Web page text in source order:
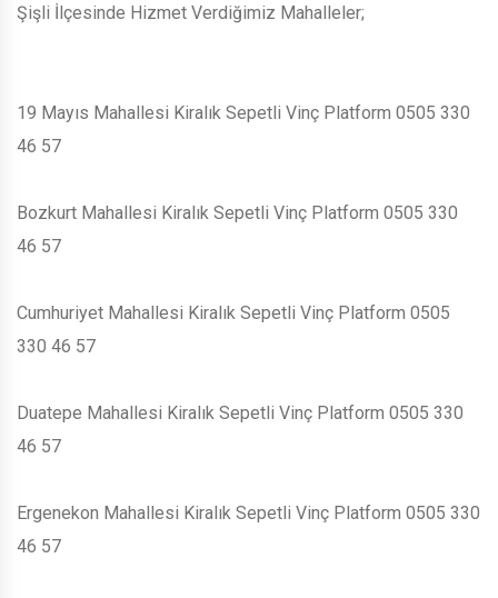
Şişli İlçesinde Hizmet Verdiğimiz Mahalleler;
19 Mayıs Mahallesi Kiralık Sepetli Vinç Platform 0505 330
46 57
Bozkurt Mahallesi Kiralık Sepetli Vinç Platform 0505 330
46 57
Cumhuriyet Mahallesi Kiralık Sepetli Vinç Platform 0505
330 46 57
Duatepe Mahallesi Kiralık Sepetli Vinç Platform 0505 330
46 57
Ergenekon Mahallesi Kiralık Sepetli Vinç Platform 0505 330
46 57